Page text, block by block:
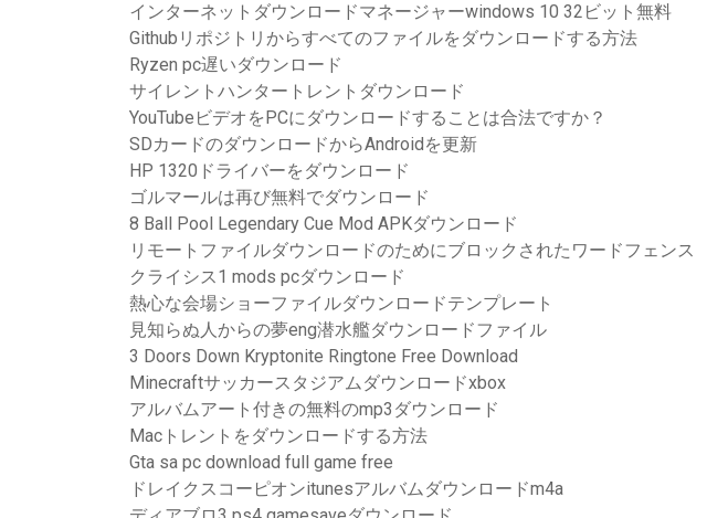
インターネットダウンロードマネージャーwindows 10 32ビット無料
Githubリポジトリからすべてのファイルをダウンロードする方法
Ryzen pc遅いダウンロード
サイレントハンタートレントダウンロード
YouTubeビデオをPCにダウンロードすることは合法ですか？
SDカードのダウンロードからAndroidを更新
HP 1320ドライバーをダウンロード
ゴルマールは再び無料でダウンロード
8 Ball Pool Legendary Cue Mod APKダウンロード
リモートファイルダウンロードのためにブロックされたワードフェンス
クライシス1 mods pcダウンロード
熱心な会場ショーファイルダウンロードテンプレート
見知らぬ人からの夢eng潜水艦ダウンロードファイル
3 Doors Down Kryptonite Ringtone Free Download
Minecraftサッカースタジアムダウンロードxbox
アルバムアート付きの無料のmp3ダウンロード
Macトレントをダウンロードする方法
Gta sa pc download full game free
ドレイクスコーピオンitunesアルバムダウンロードm4a